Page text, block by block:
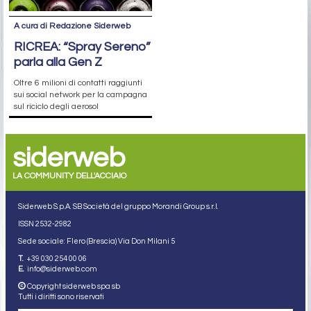
A cura di Redazione Siderweb
RICREA: “Spray Sereno”
parla alla Gen Z
Oltre 6 milioni di contatti raggiunti
sui social network per la campagna
sul riciclo degli aerosol
siderweb
LA COMMUNITY DELL'ACCIAIO
Siderweb S.p.A. SB Società del gruppo Morandi Group s.r.l.
ISSN 2532-2982
Sede sociale: Flero (Brescia) Via Don Milani 5
T. +39 030 254 00 06
E. info@siderweb.com
Copyright siderweb spa sb
Tutti i diritti sono riservati